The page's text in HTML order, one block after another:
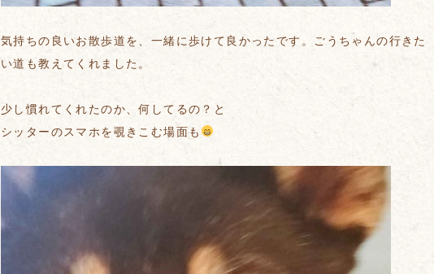
気持ちの良いお散歩道を、一緒に歩けて良かったです。ごうちゃんの行きた
い道も教えてくれました。
少し慣れてくれたのか、何してるの？と
シッターのスマホを覗きこむ場面も